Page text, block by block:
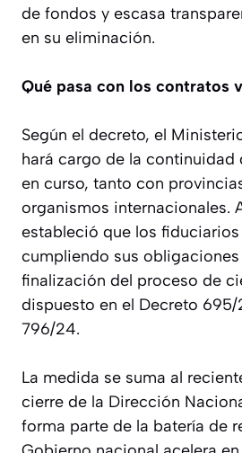
de fondos y escasa
en su eliminación.
Qué pasa con los contratos
Según el decreto, el
hará cargo de la continuidad
en curso, tanto con
organismos internacionales.
estableció que los
cumpliendo sus obligaciones
finalización del proceso de
dispuesto en el Decreto 695/
796/24.
La medida se suma al
cierre de la Dirección
forma parte de la batería de